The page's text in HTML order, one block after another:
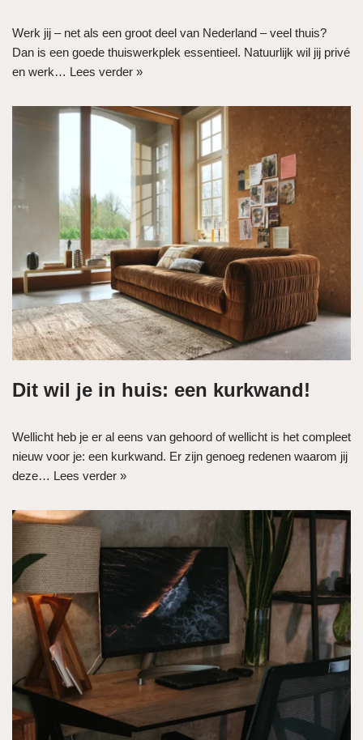
Werk jij – net als een groot deel van Nederland – veel thuis?
Dan is een goede thuiswerkplek essentieel. Natuurlijk wil jij privé
en werk… Lees verder »
Dit wil je in huis: een kurkwand!
Wellicht heb je er al eens van gehoord of wellicht is het compleet
nieuw voor je: een kurkwand. Er zijn genoeg redenen waarom jij
deze… Lees verder »